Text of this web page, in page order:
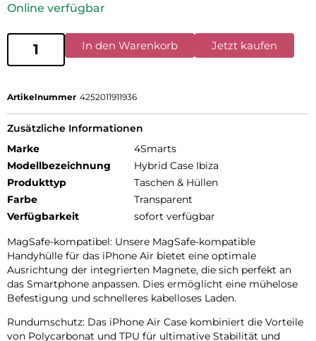
Online verfügbar
In den Warenkorb Jetzt kaufen
Artikelnummer 4252011911936
Zusätzliche Informationen
Marke
4Smarts
Modellbezeichnung
Hybrid Case Ibiza
Produkttyp
Taschen & Hüllen
Farbe
Transparent
Verfügbarkeit
sofort verfügbar
MagSafe-kompatibel: Unsere MagSafe-kompatible
Handyhülle für das iPhone Air bietet eine optimale
Ausrichtung der integrierten Magnete, die sich perfekt an
das Smartphone anpassen. Dies ermöglicht eine mühelose
Befestigung und schnelleres kabelloses Laden.
Rundumschutz: Das iPhone Air Case kombiniert die Vorteile
von Polycarbonat und TPU für ultimative Stabilität und